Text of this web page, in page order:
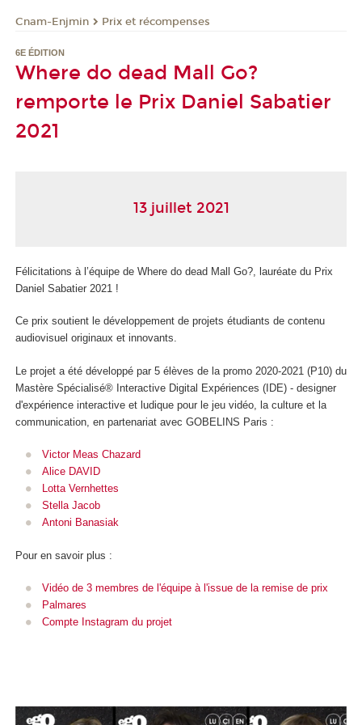
Cnam-Enjmin Prix et récompenses
6E ÉDITION
Where do dead Mall Go?
remporte le Prix Daniel Sabatier
2021
13 juillet 2021
Félicitations à l’équipe de Where do dead Mall Go?, lauréate du Prix
Daniel Sabatier 2021 !
Ce prix soutient le développement de projets étudiants de contenu
audiovisuel originaux et innovants.
Le projet a été développé par 5 élèves de la promo 2020-2021 (P10) du
Mastère Spécialisé® Interactive Digital Expériences (IDE) - designer
d'expérience interactive et ludique pour le jeu vidéo, la culture et la
communication, en partenariat avec GOBELINS Paris :
Victor Meas Chazard
Alice DAVID
Lotta Vernhettes
Stella Jacob
Antoni Banasiak
Pour en savoir plus :
Vidéo de 3 membres de l'équipe à l'issue de la remise de prix
Palmares
Compte Instagram du projet